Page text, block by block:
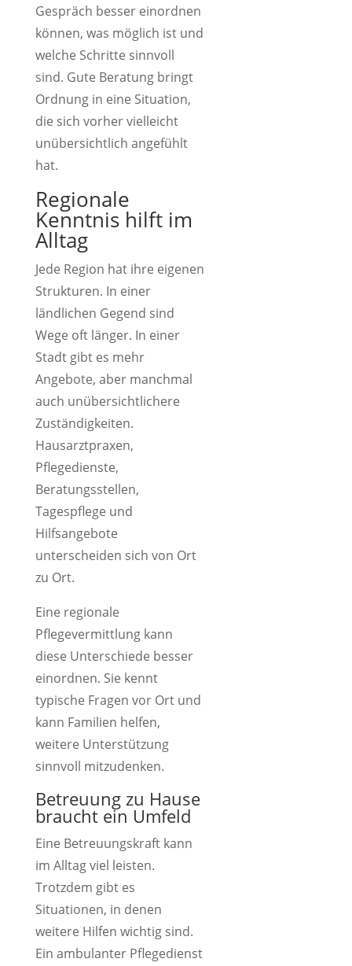
Gespräch besser einordnen
können, was möglich ist und
welche Schritte sinnvoll
sind. Gute Beratung bringt
Ordnung in eine Situation,
die sich vorher vielleicht
unübersichtlich angefühlt
hat.
Regionale
Kenntnis hilft im
Alltag
Jede Region hat ihre eigenen
Strukturen. In einer
ländlichen Gegend sind
Wege oft länger. In einer
Stadt gibt es mehr
Angebote, aber manchmal
auch unübersichtlichere
Zuständigkeiten.
Hausarztpraxen,
Pflegedienste,
Beratungsstellen,
Tagespflege und
Hilfsangebote
unterscheiden sich von Ort
zu Ort.
Eine regionale
Pflegevermittlung kann
diese Unterschiede besser
einordnen. Sie kennt
typische Fragen vor Ort und
kann Familien helfen,
weitere Unterstützung
sinnvoll mitzudenken.
Betreuung zu Hause
braucht ein Umfeld
Eine Betreuungskraft kann
im Alltag viel leisten.
Trotzdem gibt es
Situationen, in denen
weitere Hilfen wichtig sind.
Ein ambulanter Pflegedienst